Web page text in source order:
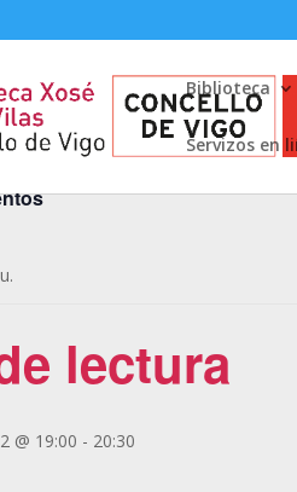
Biblioteca
Servizos en
lectura
@ 19:00 - 20:30